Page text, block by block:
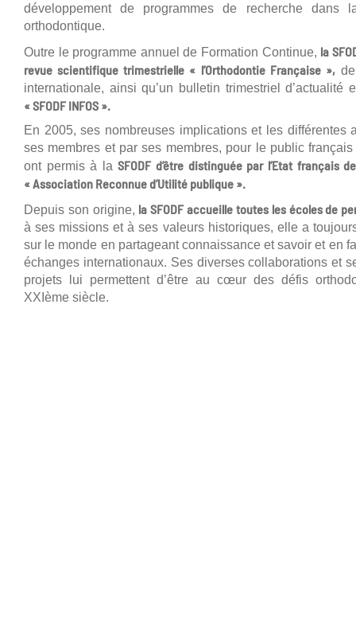
développement de programmes de recherche dans
orthodontique.
Outre le programme annuel de Formation Continue, la
revue scientifique trimestrielle « l’Orthodontie Française »,de
internationale, ainsi qu’un bulletin trimestriel d’actualité
« SFODF INFOS ».
En 2005, ses nombreuses implications et les différentes
ses membres et par ses membres, pour le public français
ont permis à laSFODF d’être distinguée par l’Etat français
« Association Reconnue d’Utilité publique ».
Depuis son origine, la SFODF accueille toutes les écoles de
à ses missions et à ses valeurs historiques, elle a
sur le monde en partageant connaissance et savoir et en
échanges internationaux. Ses diverses collaborations et
projets lui permettent d’être au cœur des défis
XXIème siècle.